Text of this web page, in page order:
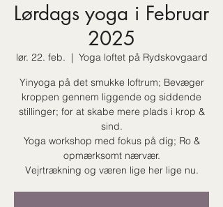
Lørdags yoga i Februar
2025
lør. 22. feb.
  |
Yoga loftet på Rydskovgaard
Yinyoga på det smukke loftrum; Bevæger
kroppen gennem liggende og siddende
stillinger; for at skabe mere plads i krop &
sind.
Yoga workshop med fokus på dig; Ro &
opmærksomt nærvær.
Vejrtrækning og væren lige her lige nu.